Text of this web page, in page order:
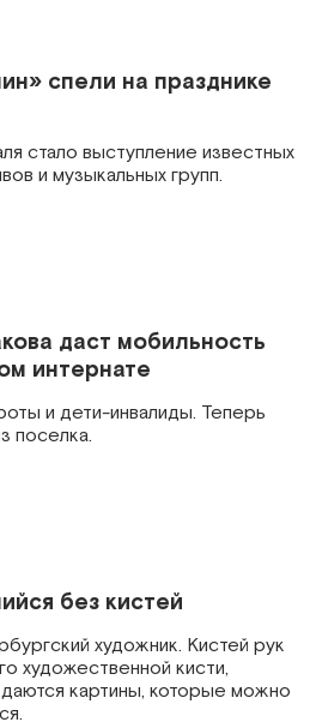
спели на празднике
стало выступление известных
и музыкальных групп.
даст мобильность
интернате
и дети-инвалиды. Теперь
поселка.
без кистей
художник. Кистей рук
художественной кисти,
картины, которые можно